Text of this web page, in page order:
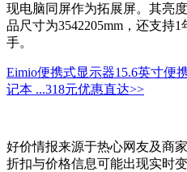
现电脑同屏作为拓展屏。其亮
品尺寸为3542205mm，还支持
手。
Eimio便携式显示器15.6英寸便
记本 ...318元优惠直达>>
好价情报来源于热心网友及商
折扣与价格信息可能出现实时